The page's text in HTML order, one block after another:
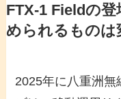
FTX-1 Fieldの
められるものは
2025年に八重洲無